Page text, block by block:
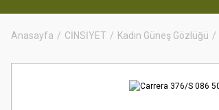
Anasayfa CİNSİYET Kadın Güneş Gözlüğü